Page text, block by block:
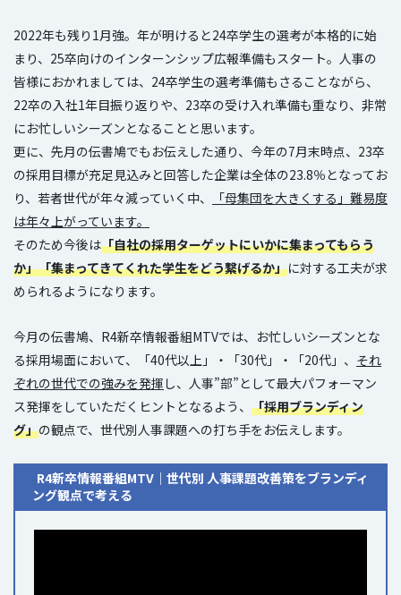
2022年も残り1月強。年が明けると24卒学生の選考が本格的に始
まり、25卒向けのインターンシップ広報準備もスタート。人事の
皆様におかれましては、24卒学生の選考準備もさることながら、
22卒の入社1年目振り返りや、23卒の受け入れ準備も重なり、非常
にお忙しいシーズンとなることと思います。
更に、先月の伝書鳩でもお伝えした通り、今年の7月末時点、23卒
の採用目標が充足見込みと回答した企業は全体の23.8％となってお
り、若者世代が年々減っていく中、
「母集団を大きくする」難易度
は年々上がっています。
そのため今後は「自社の採用ターゲットにいかに集まってもらう
か」「集まってきてくれた学生をどう繋げるか」に対する工夫が求
められるようになります。
今月の伝書鳩、R4新卒情報番組MTVでは、お忙しいシーズンとな
る採用場面において、「40代以上」・「30代」・「20代」、 それ
ぞれの世代での強みを発揮 し、人事”部”として最大パフォーマン
ス発揮をしていただくヒントとなるよう、 「採用ブランディン
グ」の観点で、世代別人事課題への打ち手をお伝えします。
R4新卒情報番組MTV│世代別 人事課題改善策をブランディ
ング観点で考える